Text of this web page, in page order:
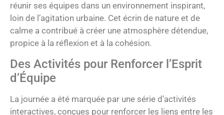
réunir ses équipes dans un environnement inspirant,
loin de l’agitation urbaine. Cet écrin de nature et de
calme a contribué à créer une atmosphère détendue,
propice à la réflexion et à la cohésion.
Des Activités pour Renforcer l’Esprit
d’Équipe
La journée a été marquée par une série d’activités
interactives, conçues pour renforcer les liens entre les